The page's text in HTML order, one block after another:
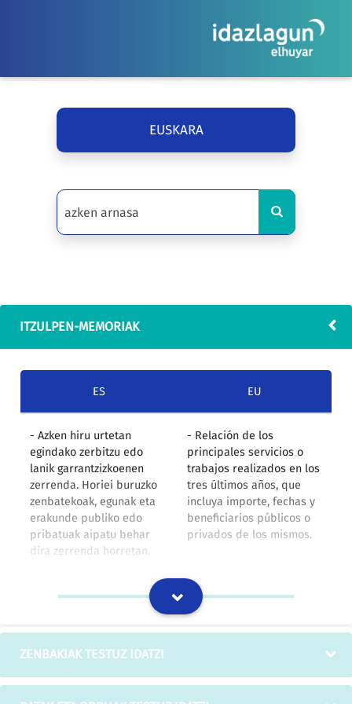
EUSKARA
ITZULPEN-MEMORIAK
ES EU
- Azken hiru urtetan
egindako zerbitzu edo
lanik garrantzizkoenen
zerrenda. Horiei buruzko
zenbatekoak, egunak eta
erakunde publiko edo
pribatuak aipatu behar
dira zerrenda horretan.
- Relación de los
principales servicios o
trabajos realizados en los
tres últimos años, que
incluya importe, fechas y
beneficiarios públicos o
privados de los mismos.
IZOko itzulpen-memoria
lanik garrantzizkoenen
zenbatekoak, egunak eta
incluya importe, fechas y
ZENBAKIAK TESTUZ IDATZI